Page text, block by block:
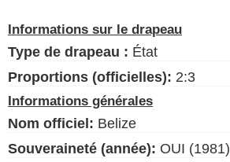
Blog
S'il vous plaît, aidez à soutenir
ce site en faisant un petit don
Informations sur le drapeau
Type de drapeau : État
Proportions (officielles): 2:3
Informations générales
Nom officiel: Belize
Souveraineté (année): OUI (1981)